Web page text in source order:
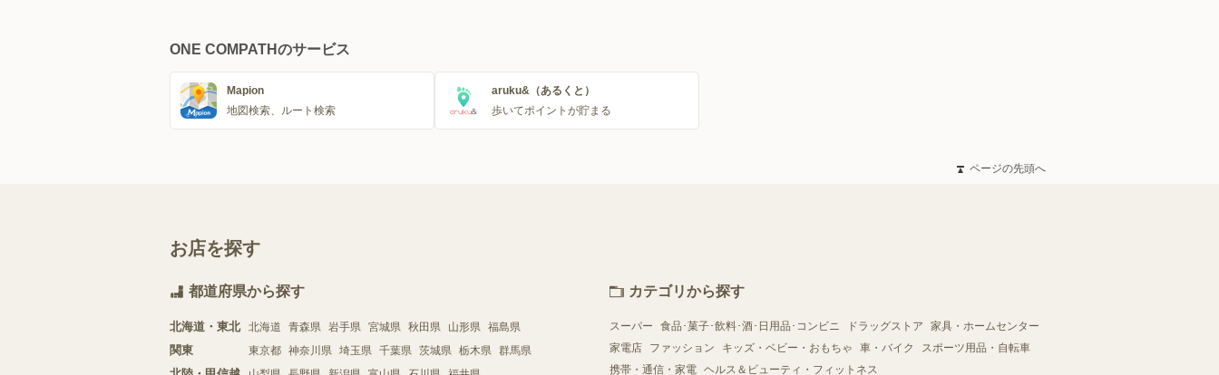
ONE COMPATHのサービス
Mapion
地図検索、ルート検索
aruku&（あるくと）
歩いてポイントが貯まる
ページの先頭へ
お店を探す
都道府県から探す
北海道・東北 北海道 青森県 岩手県 宮城県 秋田県 山形県 福島県
関東 東京都 神奈川県 埼玉県 千葉県 茨城県 栃木県 群馬県
カテゴリから探す
スーパー 食品･菓子･飲料･酒･日用品･コンビニ ドラッグストア
家具・ホームセンター
家電店
ファッション キッズ・ベビー・おもちゃ 車・バイク
スポーツ用品・自転車
携帯・通信・家電 ヘルス＆ビューティ・フィットネス